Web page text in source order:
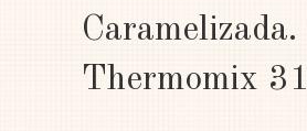
Caramelizada.
Thermomix 31